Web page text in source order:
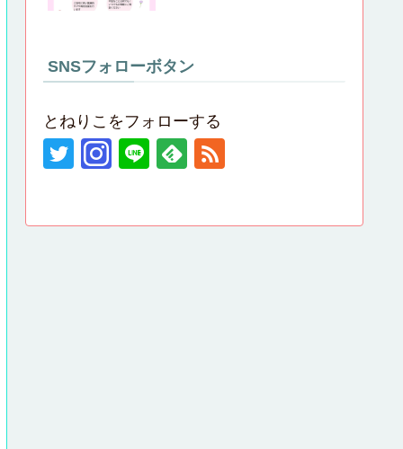
SNSフォローボタン
とねりこをフォローする